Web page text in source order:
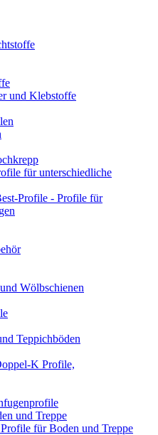
und Klebstoffe
für unterschiedliche
Profile - Profile für
Wölbschienen
Teppichböden
K Profile,
und Treppe
für Boden und Treppe